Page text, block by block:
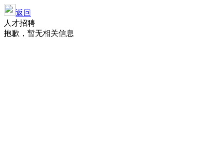
返回
人才招聘
抱歉，暂无相关信息